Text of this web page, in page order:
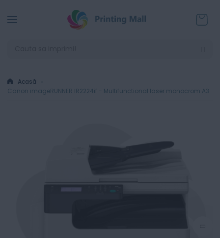
Acasă
Canon imageRUNNER IR2224if - Multifunctional laser monocrom A3